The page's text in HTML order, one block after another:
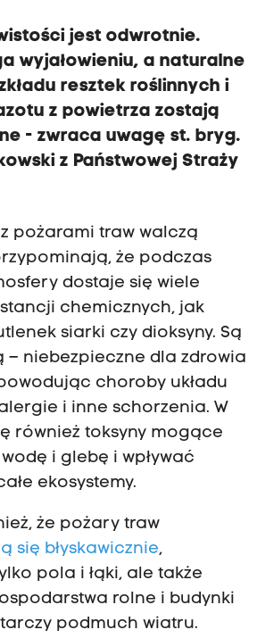
jest odwrotnie.
wyjałowieniu, a naturalne
resztek roślinnych i
z powietrza zostają
- zwraca uwagę st. bryg.
z Państwowej Straży
pożarami traw walczą
że podczas
dostaje się wiele
chemicznych, jak
siarki czy dioksyny. Są
– niebezpieczne dla zdrowia
choroby układu
i inne schorzenia. W
również toksyny mogące
i glebę i wpływać
ekosystemy.
że pożary traw
się błyskawicznie,
pola i łąki, ale także
rolne i budynki
podmuch wiatru.